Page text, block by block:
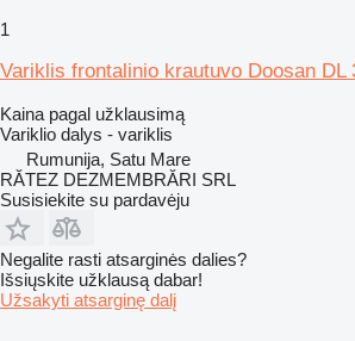
1
Variklis frontalinio krautuvo Doosan DL
Kaina pagal užklausimą
Variklio dalys - variklis
Rumunija, Satu Mare
RĂTEZ DEZMEMBRĂRI SRL
Susisiekite su pardavėju
Negalite rasti atsarginės dalies?
Išsiųskite užklausą dabar!
Užsakyti atsarginę dalį